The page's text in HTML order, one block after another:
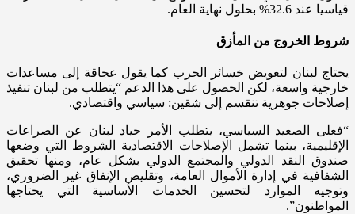
قياسيا عند 32.6% بحلول نهاية العام.
شروط الخروج من المأزق
يحتاج لبنان لتعويض خسائر الحرب كما يقول عجاقة إلى مساعدات
خارجية واسعة، لكن الحصول على هذا الدعم “يتطلب من لبنان تنفيذ
إصلاحات جوهرية تنقسم إلى شقين: سياسي واقتصادي.
“فعلى الصعيد السياسي، يتطلب الأمر حياد لبنان عن الصراعات
الإقليمية، بينما تشمل الإصلاحات الاقتصادية الشروط التي وضعها
صندوق النقد الدولي والمجتمع الدولي بشكل عام، ومنها تحقيق
الشفافية في إدارة الأموال العامة، وتقليص الإنفاق غير الضروري،
وتوجيه الموارد لتحسين الخدمات الأساسية التي يحتاجها
المواطنون”.